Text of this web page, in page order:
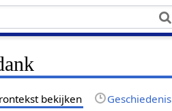
bekijken Geschiedenis